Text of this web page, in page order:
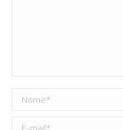
Nome *
E-mail *